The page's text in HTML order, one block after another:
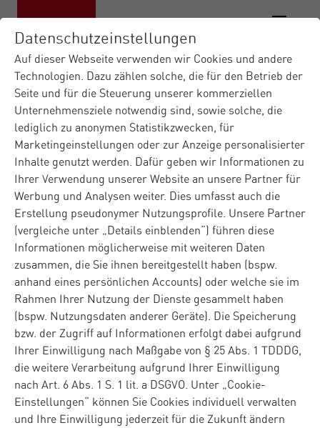
Datenschutzeinstellungen
Auf dieser Webseite verwenden wir Cookies und andere
Technologien. Dazu zählen solche, die für den Betrieb der
Seite und für die Steuerung unserer kommerziellen
Unternehmensziele notwendig sind, sowie solche, die
lediglich zu anonymen Statistikzwecken, für
Marketingeinstellungen oder zur Anzeige personalisierter
Inhalte genutzt werden. Dafür geben wir Informationen zu
Ihrer Verwendung unserer Website an unsere Partner für
Werbung und Analysen weiter. Dies umfasst auch die
Erstellung pseudonymer Nutzungsprofile. Unsere Partner
(vergleiche unter „Details einblenden“) führen diese
Informationen möglicherweise mit weiteren Daten
zusammen, die Sie ihnen bereitgestellt haben (bspw.
anhand eines persönlichen Accounts) oder welche sie im
Rahmen Ihrer Nutzung der Dienste gesammelt haben
(bspw. Nutzungsdaten anderer Geräte). Die Speicherung
bzw. der Zugriff auf Informationen erfolgt dabei aufgrund
Ihrer Einwilligung nach Maßgabe von § 25 Abs. 1 TDDDG,
die weitere Verarbeitung aufgrund Ihrer Einwilligung
nach Art. 6 Abs. 1 S. 1 lit. a DSGVO. Unter „Cookie-
Einstellungen“ können Sie Cookies individuell verwalten
und Ihre Einwilligung jederzeit für die Zukunft ändern
Materna IT-Dienstleister| Insights|Blog
Data & AI|EU Data Act – Chancen,
Sa...
11.11.2025
Blog Europe
Regulatory
Data & AI
EU Data Act –
Chancen, Sanktionen
und Strategien für die
Praxis
Im ersten Teil unserer Serie haben wir die
Herausforderungen und neue Realitäten des EU Data Act
beleuchtet. Nun widmen wir uns den Chancen: Welche
neuen Geschäftsmodelle entstehen? Was sollten